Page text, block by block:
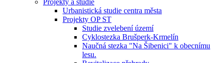
Projekty a studie
Urbanistická studie centra města
Projekty OP ST
Studie zvelebení území
Cyklostezka Brušperk-Krmelín
Naučná stezka "Na Šibenici" k obecnímu
lesu.